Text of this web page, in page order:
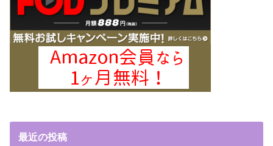
最近の投稿